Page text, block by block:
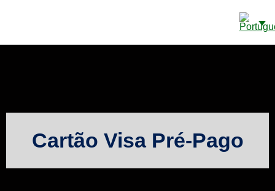
Cartão Visa Pré-Pago